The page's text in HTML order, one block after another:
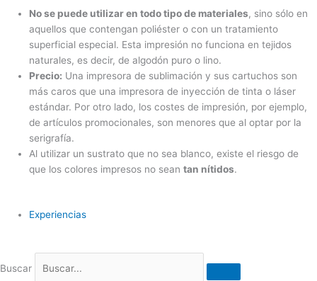
No se puede utilizar en todo tipo de materiales, sino sólo en
aquellos que contengan poliéster o con un tratamiento
superficial especial. Esta impresión no funciona en tejidos
naturales, es decir, de algodón puro o lino.
Precio: Una impresora de sublimación y sus cartuchos son
más caros que una impresora de inyección de tinta o láser
estándar. Por otro lado, los costes de impresión, por ejemplo,
de artículos promocionales, son menores que al optar por la
serigrafía.
Al utilizar un sustrato que no sea blanco, existe el riesgo de
que los colores impresos no seantan nítidos.
Experiencias
Buscar